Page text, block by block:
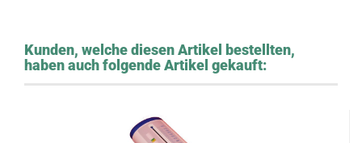
Kunden, welche diesen Artikel bestellten,
haben auch folgende Artikel gekauft: